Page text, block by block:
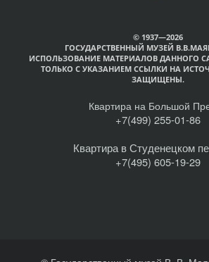
© 1937—2026
ГОСУДАРСТВЕННЫЙ МУЗЕЙ
ИСПОЛЬЗОВАНИЕ МАТЕРИАЛОВ ДАННОГО
ТОЛЬКО С УКАЗАНИЕМ ССЫЛКИ НА
ЗАЩИЩЕНЫ.
Квартира на Большой
+7(499) 255-01-86
Квартира в Студенецком
+7(495) 605-19-29